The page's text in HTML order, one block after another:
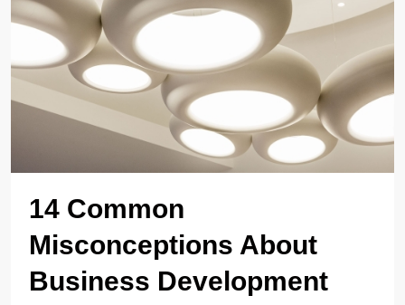
14 Common
Misconceptions About
Business Development